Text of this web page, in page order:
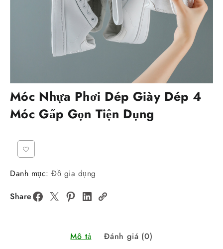
Móc Nhựa Phơi Dép Giày Dép 4
Móc Gấp Gọn Tiện Dụng
Danh mục: Đồ gia dụng
Share
Mô tả Đánh giá (0)